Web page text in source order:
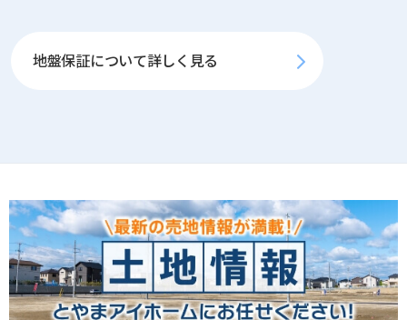
地盤保証について詳しく見る